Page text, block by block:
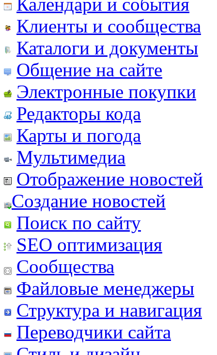
Клиенты и сообщества
Каталоги и документы
Общение на сайте
Электронные покупки
Редакторы кода
Карты и погода
Мультимедиа
Отображение новостей
Создание новостей
Поиск по сайту
SEO оптимизация
Сообщества
Файловые менеджеры
Структура и навигация
Переводчики сайта